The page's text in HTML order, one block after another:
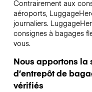
Contrairement aux
aéroports,
journaliers.
consignes à bagages
vous.
Nous apportons la
d’entrepôt de
vérifiés